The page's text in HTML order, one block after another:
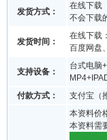
发货方式：
在线下载
不会下载
发货时间：
在线下载
百度网盘
支持设备：
台式电脑
付款方式：
支付宝（
本资料价
本资料需